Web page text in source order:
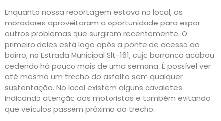
Enquanto nossa reportagem estava no local, os
moradores aproveitaram a oportunidade para expor
outros problemas que surgiram recentemente. O
primeiro deles está logo após a ponte de acesso ao
bairro, na Estrada Municipal Slt-161, cujo barranco acabou
cedendo há pouco mais de uma semana. É possível ver
até mesmo um trecho do asfalto sem qualquer
sustentação. No local existem alguns cavaletes
indicando atenção aos motoristas e também evitando
que veículos passem próximo ao trecho.